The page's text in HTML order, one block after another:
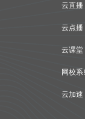
云直播
云点播
云课堂
网校
云加速